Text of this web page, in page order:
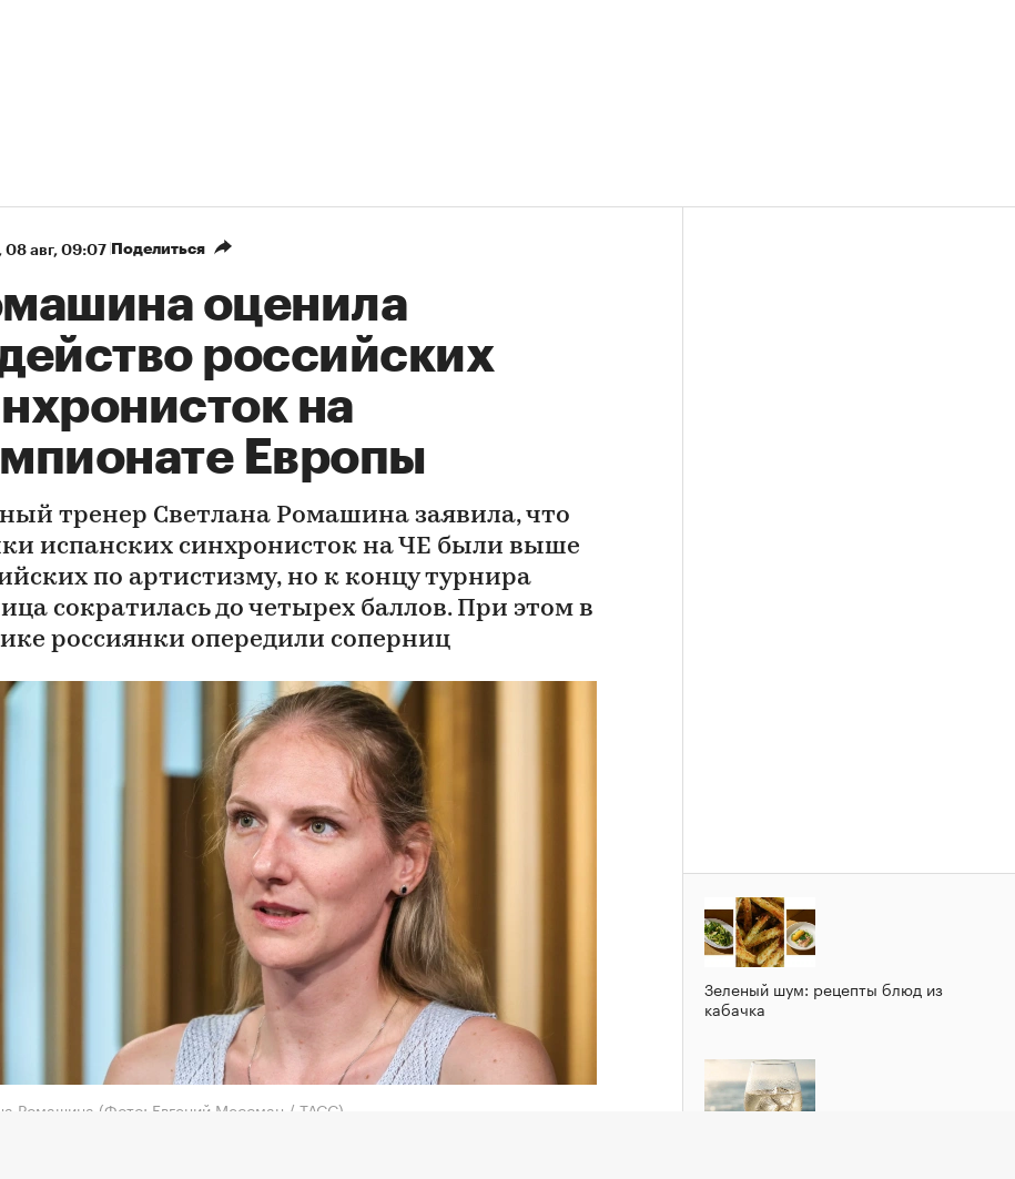
⁠, 08 авг, 09:07 Поделиться
оценила
российских
на
Европы
тренер Светлана Ромашина заявила, что
испанских синхронисток на ЧЕ были выше
по артистизму, но к концу турнира
сократилась до четырех баллов. При этом в
россиянки опередили соперниц
Ромашина (Фото: Евгений Мессман / ТАСС)
Зеленый шум: рецепты блюд из
кабачка